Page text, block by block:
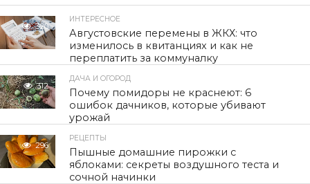
320
ИНТЕРЕСНОЕ
Августовские перемены в ЖКХ: что
изменилось в квитанциях и как не
переплатить за коммуналку
312
ДАЧА И ОГОРОД
Почему помидоры не краснеют: 6
ошибок дачников, которые убивают
урожай
296
РЕЦЕПТЫ
Пышные домашние пирожки с
яблоками: секреты воздушного теста и
сочной начинки